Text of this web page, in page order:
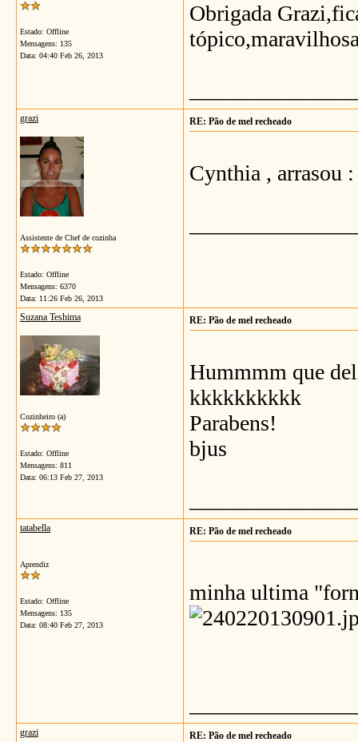
Estado: Offline
Mensagens: 135
Data: 04:40 Feb 26, 2013
Obrigada
grazi
Assistente de Chef de cozinha
Estado: Offline
Mensagens: 6370
Data: 11:26 Feb 26, 2013
RE: Pão de mel recheado
Cynthia , arrasou
Suzana Teshima
Cozinheiro (a)
Estado: Offline
Mensagens: 811
Data: 06:13 Feb 27, 2013
RE: Pão de mel recheado
Hummmm que
kkkkkkkkkk
Parabens!
bjus
tatabella
Aprendiz
Estado: Offline
Mensagens: 135
Data: 08:40 Feb 27, 2013
RE: Pão de mel recheado
minha ultima
grazi RE: Pão de mel recheado